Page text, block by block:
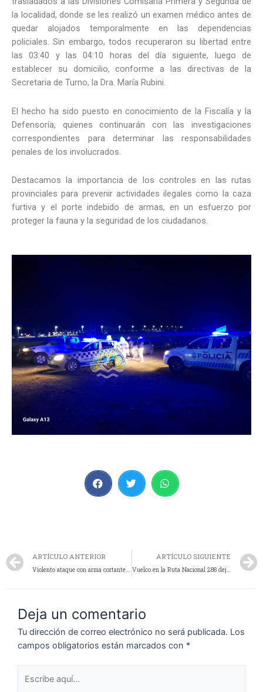
la localidad, donde se les realizó un examen médico antes de
quedar alojados temporalmente en las dependencias
policiales. Sin embargo, todos recuperaron su libertad entre
las 03:40 y las 04:10 horas del día siguiente, luego de
establecer su domicilio, conforme a las directivas de la
Secretaria de Turno, la Dra. María Rubini.
El hecho ha sido puesto en conocimiento de la Fiscalía y la
Defensoría, quienes continuarán con las investigaciones
correspondientes para determinar las responsabilidades
penales de los involucrados.
Destacamos la importancia de los controles en las rutas
provinciales para prevenir actividades ilegales como la caza
furtiva y el porte indebido de armas, en un esfuerzo por
proteger la fauna y la seguridad de los ciudadanos.
ARTÍCULO ANTERIOR ARTÍCULO SIGUIENTE
Deja un comentario
Tu dirección de correo electrónico no será publicada. Los
campos obligatorios están marcados con *